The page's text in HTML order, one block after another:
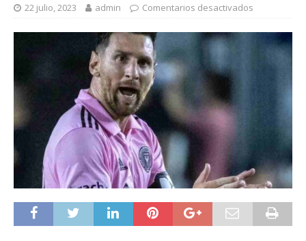
22 julio, 2023 admin Comentarios desactivados